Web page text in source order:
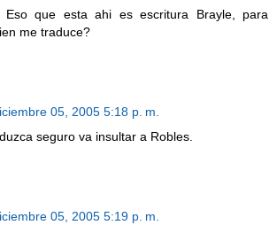
Eso que esta ahi es escritura Brayle, para
me traduce?
05, 2005 5:18 p. m.
seguro va insultar a Robles.
05, 2005 5:19 p. m.